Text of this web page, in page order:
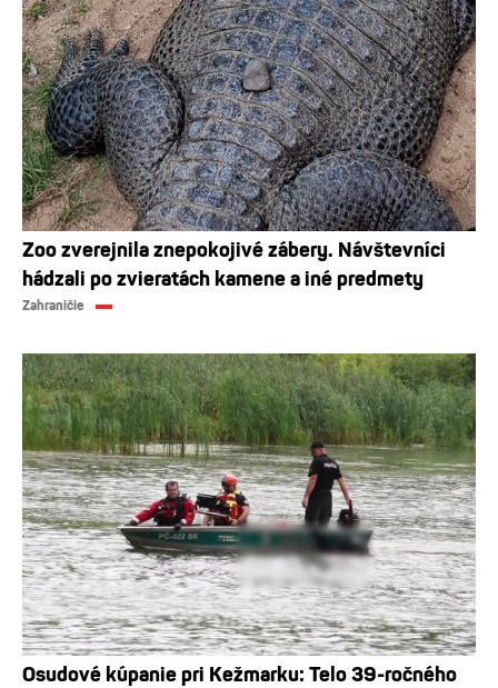
Zoo zverejnila znepokojivé zábery. Návštevníci
hádzali po zvieratách kamene a iné predmety
Zahraničie
Osudové kúpanie pri Kežmarku: Telo 39-ročného